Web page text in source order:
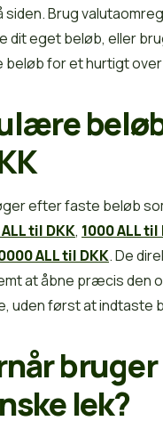
siden. Brug
dit eget beløb, eller
for et hurtigt
efter faste beløb
til DKK, 1000 ALL til
ALL til DKK. De
at åbne præcis den
uden først at indtaste
lek?